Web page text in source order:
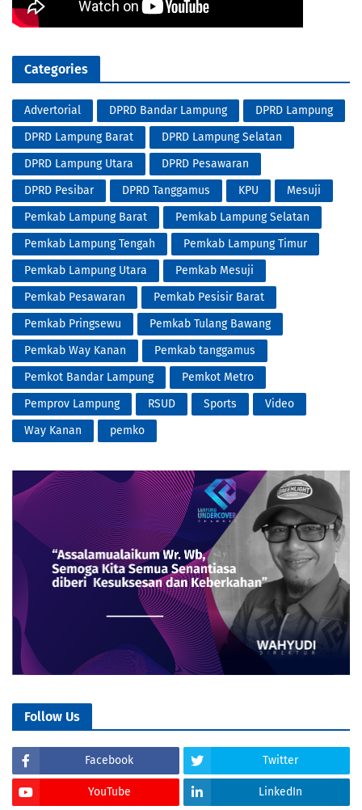
Categories
Advertorial DPRD Bandar Lampung
DPRD Lampung
DPRD Lampung Barat
DPRD Lampung Selatan
DPRD Lampung Utara
DPRD Pesawaran
DPRD Pesibar
DPRD Tanggamus KPU
Mesuji
Pemkab Lampung Barat
Pemkab Lampung Selatan
Pemkab Lampung Tengah
Pemkab Lampung Timur
Pemkab Lampung Utara
Pemkab Mesuji
Pemkab Pesawaran
Pemkab Pesisir Barat
Pemkab Pringsewu
Pemkab Tulang Bawang
Pemkab Way Kanan
Pemkab tanggamus
Pemkot Bandar Lampung
Pemkot Metro
Pemprov Lampung
RSUD Sports
Video
Way Kanan
pemko
Follow Us
Facebook Twitter
YouTube LinkedIn